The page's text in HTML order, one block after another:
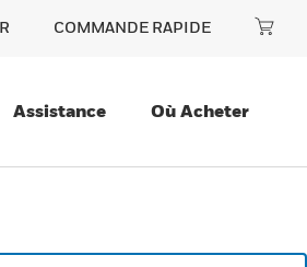
COMMANDE RAPIDE
Assistance Où Acheter